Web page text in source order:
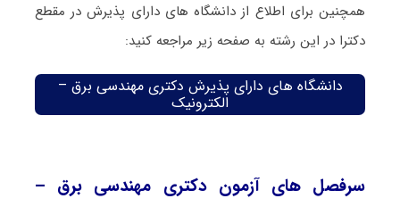
همچنین برای اطلاع از دانشگاه های دارای پذیرش در مقطع
دکترا در این رشته به صفحه زیر مراجعه کنید:
دانشگاه های دارای پذیرش دکتری مهندسی برق –
الکترونیک
سرفصل های آزمون دکتری مهندسی برق –